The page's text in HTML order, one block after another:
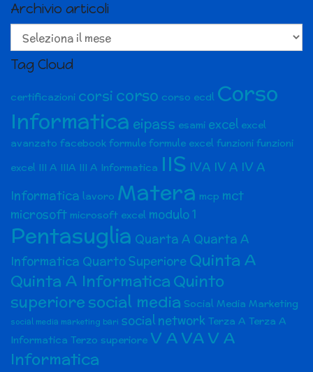
Archivio articoli
Archivio
articoli
Tag Cloud
certificazioni corsi corso corso ecdl Corso
Informatica eipass esami excel excel
avanzato facebook formule formule excel funzioni funzioni
excel III A IIIA III A Informatica IIS IVA IV A IV A
Informatica lavoro Matera mcp mct
microsoft microsoft excel modulo 1
Pentasuglia Quarta A Quarta A
Informatica Quarto Superiore Quinta A
Quinta A InformaticaQuinto
superioresocial media Social Media Marketing
social media marketing bari social network Terza A Terza A
Informatica Terzo superiore V AVAV A
Informatica